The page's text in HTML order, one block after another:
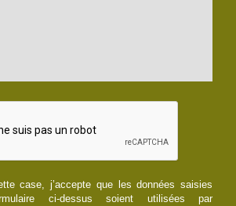
case, j’accepte que les données saisies
ci-dessus soient utilisées par